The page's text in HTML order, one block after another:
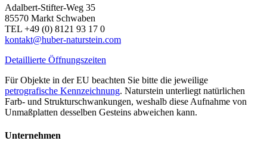
Adalbert-Stifter-Weg 35
85570 Markt Schwaben
TEL +49 (0) 8121 93 17 0
kontakt@huber-naturstein.com
Detaillierte Öffnungszeiten
Für Objekte in der EU beachten Sie bitte die jeweilige
petrografische Kennzeichnung. Naturstein unterliegt natürlichen
Farb- und Strukturschwankungen, weshalb diese Aufnahme von
Unmaßplatten desselben Gesteins abweichen kann.
Unternehmen